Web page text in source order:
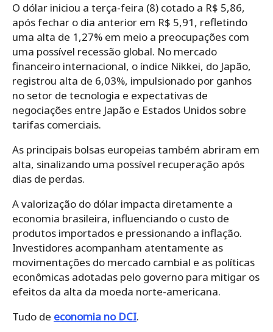
​O dólar iniciou a terça-feira (8) cotado a R$ 5,86,
após fechar o dia anterior em R$ 5,91, refletindo
uma alta de 1,27% em meio a preocupações com
uma possível recessão global. No mercado
financeiro internacional, o índice Nikkei, do Japão,
registrou alta de 6,03%, impulsionado por ganhos
no setor de tecnologia e expectativas de
negociações entre Japão e Estados Unidos sobre
tarifas comerciais.
As principais bolsas europeias também abriram em
alta, sinalizando uma possível recuperação após
dias de perdas.​
A valorização do dólar impacta diretamente a
economia brasileira, influenciando o custo de
produtos importados e pressionando a inflação.
Investidores acompanham atentamente as
movimentações do mercado cambial e as políticas
econômicas adotadas pelo governo para mitigar os
efeitos da alta da moeda norte-americana.​
Tudo de economia no DCI.